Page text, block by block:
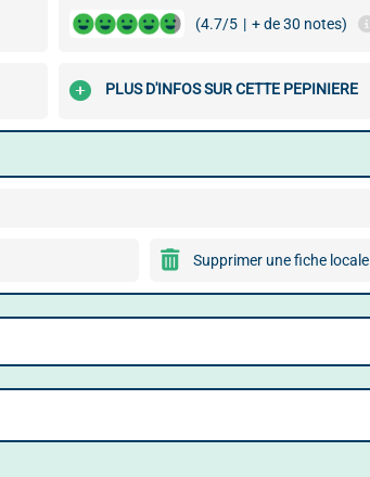
(4.7/5 | + de 30 notes)
PLUS D'INFOS SUR CETTE PEPINIERE
Supprimer une fiche locale